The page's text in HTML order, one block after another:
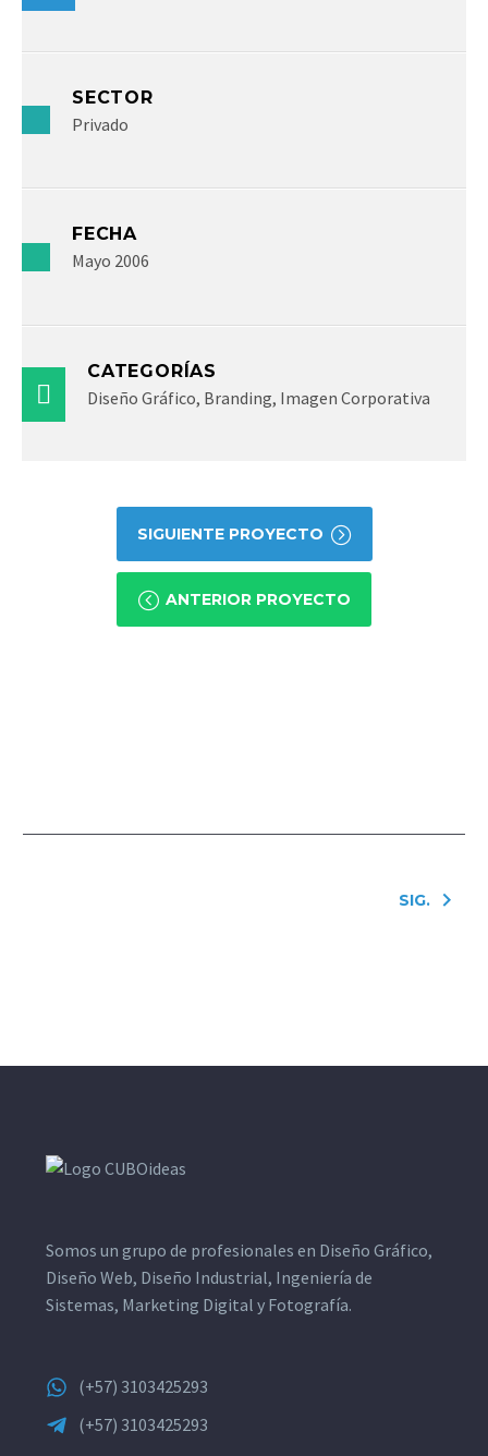
SECTOR
Privado
FECHA
Mayo 2006
CATEGORÍAS
Diseño Gráfico, Branding, Imagen Corporativa
SIGUIENTE PROYECTO
ANTERIOR PROYECTO
SIG.
Somos un grupo de profesionales en Diseño Gráfico,
Diseño Web, Diseño Industrial, Ingeniería de
Sistemas, Marketing Digital y Fotografía.
(+57) 3103425293
(+57) 3103425293